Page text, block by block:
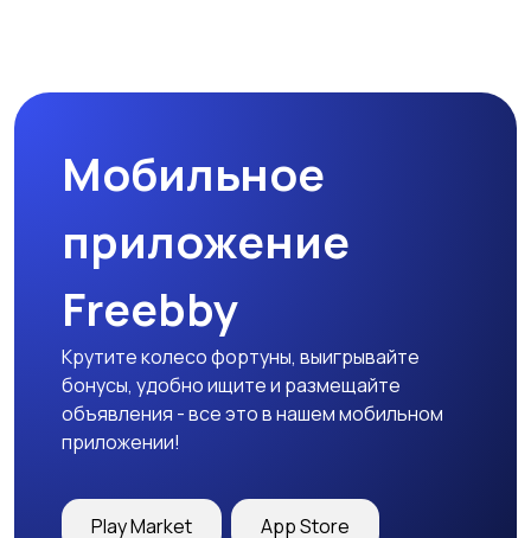
Мобильное
приложение
Freebby
Крутите колесо фортуны, выигрывайте
бонусы, удобно ищите и размещайте
объявления - все это в нашем мобильном
приложении!
Play Market App Store